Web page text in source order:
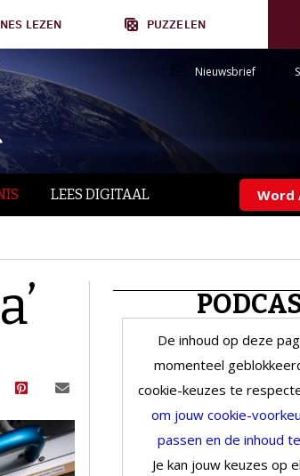
LEZEN PUZZELEN
Nieuwsbrief
LEES DIGITAAL Word
De inhoud op deze
momenteel
cookie-keuzes te
om jouw cookie-
passen en de inhoud
Je kan jouw keuzes op